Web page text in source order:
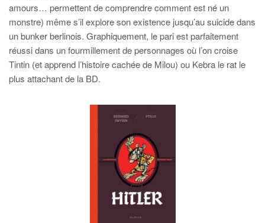
amours… permettent de comprendre comment est né un
monstre) même s’il explore son existence jusqu’au suicide dans
un bunker berlinois. Graphiquement, le pari est parfaitement
réussi dans un fourmillement de personnages où l’on croise
Tintin (et apprend l’histoire cachée de Milou) ou Kebra le rat le
plus attachant de la BD.